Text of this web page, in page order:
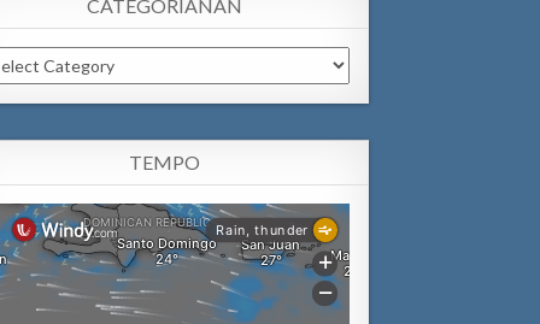
CATEGORIANAN
TEMPO